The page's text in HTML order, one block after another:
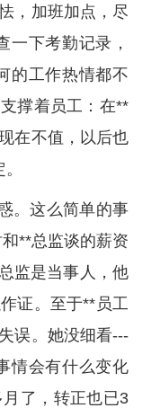
，加班加点，尽
一下考勤记录，
的工作热情都不
撑着员工：在**
在不值，以后也
。这么简单的事
**总监谈的薪资
监是当事人，他
证。至于**员工
误。她没细看---
情会有什么变化
了，转正也已3